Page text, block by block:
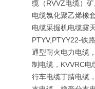
缆（RVVZ电缆）
电缆氯化聚乙烯橡
电缆采掘机电缆露
PTYV,PTYY22-铁
通型耐火电力电缆
制电缆，KVVRC
行车电缆丁腈电缆